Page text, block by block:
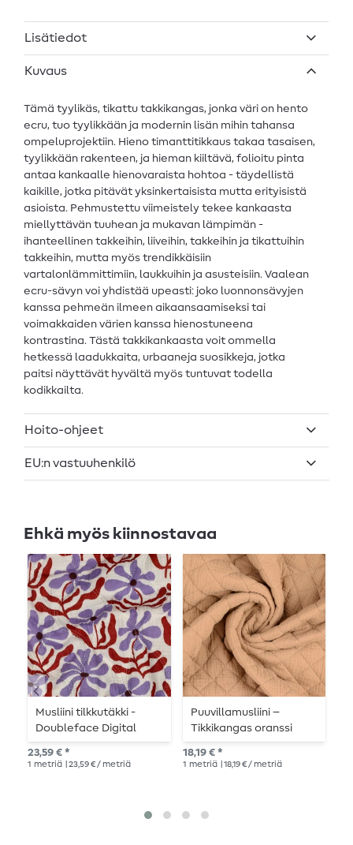
Lisätiedot
Kuvaus
Tämä tyylikäs, tikattu takkikangas, jonka väri on hento
ecru, tuo tyylikkään ja modernin lisän mihin tahansa
ompeluprojektiin. Hieno timanttitikkaus takaa tasaisen,
tyylikkään rakenteen, ja hieman kiiltävä, folioitu pinta
antaa kankaalle hienovaraista hohtoa - täydellistä
kaikille, jotka pitävät yksinkertaisista mutta erityisistä
asioista. Pehmustettu viimeistely tekee kankaasta
miellyttävän tuuhean ja mukavan lämpimän -
ihanteellinen takkeihin, liiveihin, takkeihin ja tikattuihin
takkeihin, mutta myös trendikkäisiin
vartalonlämmittimiin, laukkuihin ja asusteisiin. Vaalean
ecru-sävyn voi yhdistää upeasti: joko luonnonsävyjen
kanssa pehmeän ilmeen aikaansaamiseksi tai
voimakkaiden värien kanssa hienostuneena
kontrastina. Tästä takkikankaasta voit ommella
hetkessä laadukkaita, urbaaneja suosikkeja, jotka
paitsi näyttävät hyvältä myös tuntuvat todella
kodikkailta.
Hoito-ohjeet
EU:n vastuuhenkilö
Ehkä myös kiinnostavaa
Musliini tilkkutäkki -
Doubleface Digital
Flowers Geo luonto
23,59 € *
1 metriä | 23,59 € / metriä
Puuvillamusliini –
Tikkikangas oranssi
beige 35 mm
18,19 € *
1 metriä | 18,19 € / metriä